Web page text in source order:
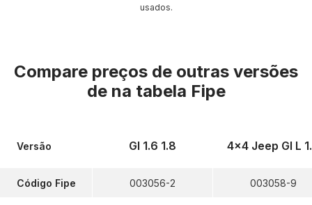
usados.
Compare preços de outras versões
de na tabela Fipe
Versão
Código Fipe
Gl 1.6 1.8
003056-2
4x4 Jeep Gl L
003058-9